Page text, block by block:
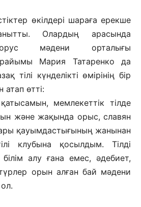
өкілдері шараға ерекше
Олардың арасында
мәдени орталығы
Мария Татаренко да
тілі күнделікті өмірінің бір
атап өтті:
мемлекеттік тілде
және жақында орыс, славян
қауымдастығының жанынан
клубына қосылдым. Тілді
алу ғана емес, әдебиет,
орын алған бай мәдени